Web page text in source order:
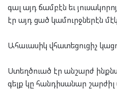
գալ այդ ճամ­բէն եւ
էր այդ ցած կա­մուրջ­նե­րէն
Ահա­ւա­սիկ վհա­տե­ցու­ցիչ
Ստեղծ­ուած էր ան­շարժ
գելք կը հան­դի­սա­նար